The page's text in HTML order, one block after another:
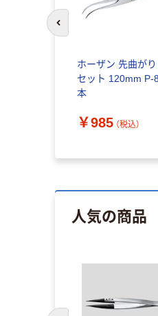
ホーザン 先曲が
セット 120mm P-
本
￥985 （税込）
人気の商品